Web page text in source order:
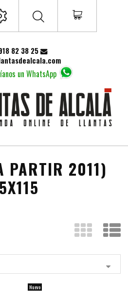
un WhatsApp
82 38 25
PARTIR 2011)
5X115
Nuevo